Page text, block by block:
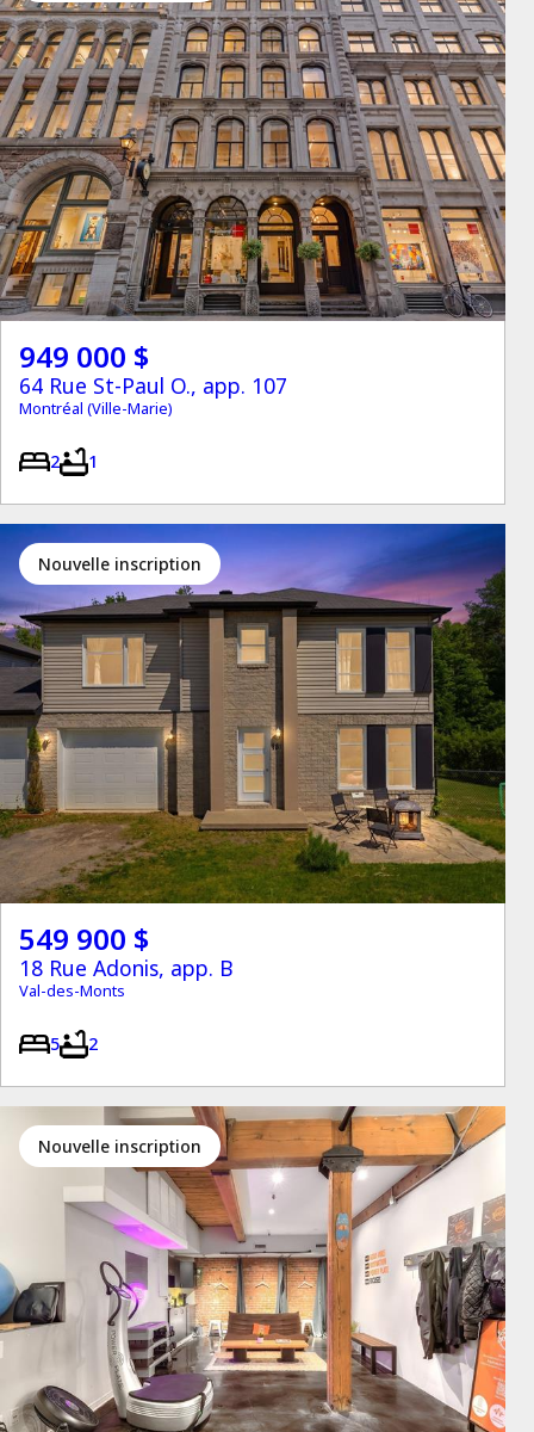
949 000 $
64 Rue St-Paul O., app. 107
Montréal (Ville-Marie)
2 1
Nouvelle inscription
549 900 $
18 Rue Adonis, app. B
Val-des-Monts
5 2
Nouvelle inscription